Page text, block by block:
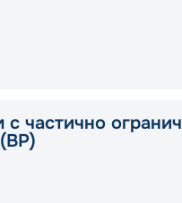
с частично